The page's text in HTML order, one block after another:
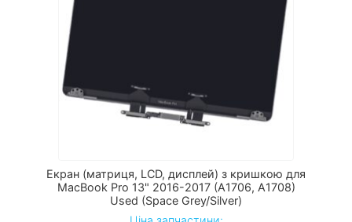
Екран (матриця, LCD, дисплей) з кришкою для
MacBook Pro 13" 2016-2017 (А1706, A1708)
Used (Space Grey/Silver)